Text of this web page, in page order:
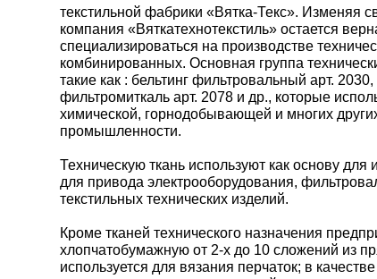
текстильной фабрики «Вятка-Текс». Изменяя
компания «Вяткатехнотекстиль» остается
специализироваться на производстве
комбинированных. Основная группа
такие как : бельтинг фильтровальный арт.
фильтромиткаль арт. 2078 и др., которые
химической, горнодобывающей и многих
промышленности.
Техническую ткань используют как основу
для привода электрооборудования,
текстильных технических изделий.
Кроме тканей технического назначения
хлопчатобумажную от 2-х до 10 сложений из
используется для вязания перчаток; в